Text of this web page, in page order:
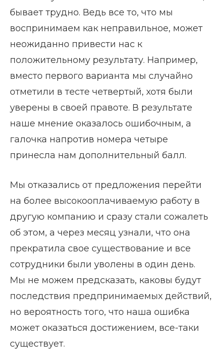
бывает трудно. Ведь все то, что мы
воспринимаем как неправильное, может
неожиданно привести нас к
положительному результату. Например,
вместо первого варианта мы случайно
отметили в тесте четвертый, хотя были
уверены в своей правоте. В результате
наше мнение оказалось ошибочным, а
галочка напротив номера четыре
принесла нам дополнительный балл.
Мы отказались от предложения перейти
на более высокооплачиваемую работу в
другую компанию и сразу стали сожалеть
об этом, а через месяц узнали, что она
прекратила свое существование и все
сотрудники были уволены в один день.
Мы не можем предсказать, каковы будут
последствия предпринимаемых действий,
но вероятность того, что наша ошибка
может оказаться достижением, все-таки
существует.